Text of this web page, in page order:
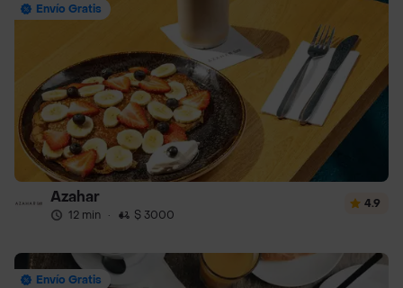
Envío Gratis
Azahar
12 min · $ 3000
4.9
Envío Gratis